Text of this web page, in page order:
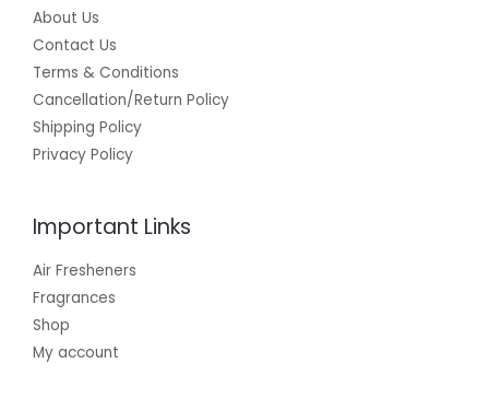
About Us
Contact Us
Terms & Conditions
Cancellation/Return Policy
Shipping Policy
Privacy Policy
Important Links
Air Fresheners
Fragrances
Shop
My account